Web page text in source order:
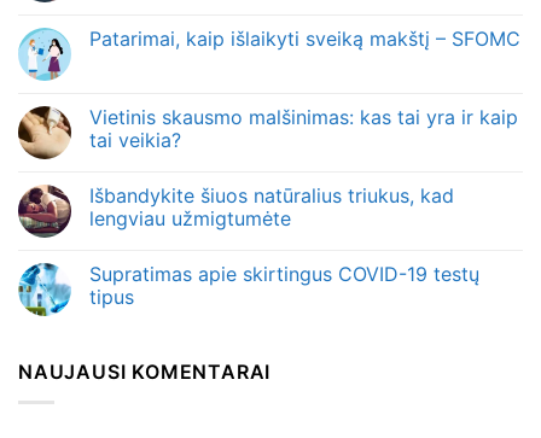
Patarimai, kaip išlaikyti sveiką makštį – SFOMC
Vietinis skausmo malšinimas: kas tai yra ir kaip
tai veikia?
Išbandykite šiuos natūralius triukus, kad
lengviau užmigtumėte
Supratimas apie skirtingus COVID-19 testų
tipus
NAUJAUSI KOMENTARAI